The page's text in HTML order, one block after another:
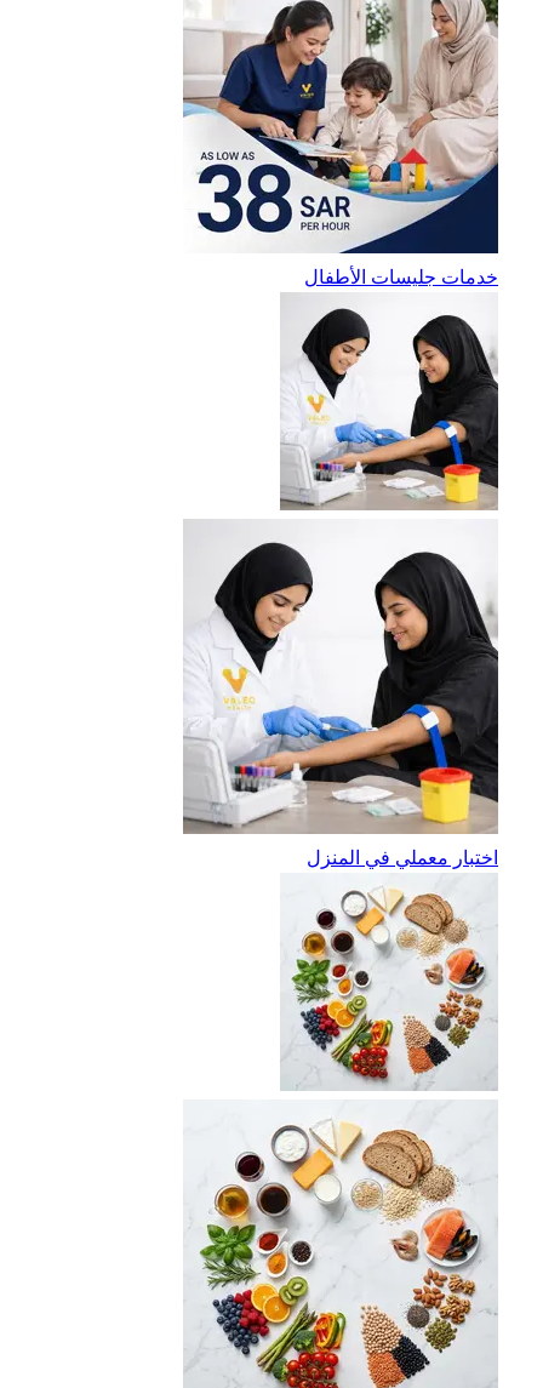
خدمات جليسات الأطفال
اختبار معملي في المنزل